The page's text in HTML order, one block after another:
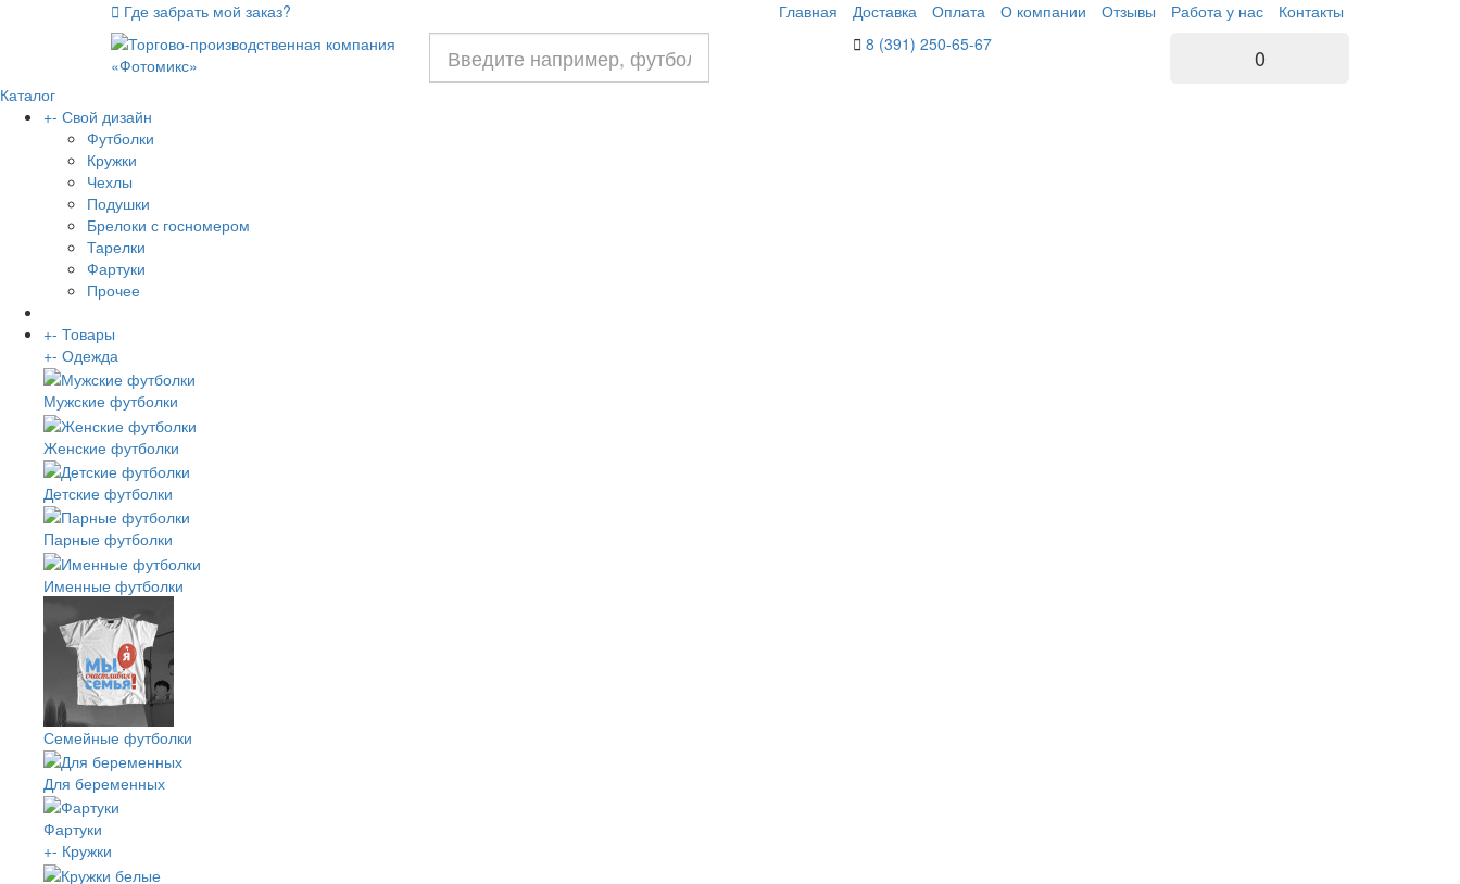
Где забрать мой заказ? Главная Доставка Оплата О компании Отзывы Работа у нас
Контакты
8 (391) 250-65-67
0
Каталог
+- Свой дизайн
Футболки
Кружки
Чехлы
Подушки
Брелоки с госномером
Тарелки
Фартуки
Прочее
+- Товары
+- Одежда
Мужские футболки
Женские футболки
Детские футболки
Парные футболки
Именные футболки
Семейные футболки
Для беременных
Фартуки
+- Кружки